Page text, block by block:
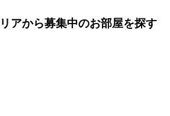
アから募集中のお部屋を探す